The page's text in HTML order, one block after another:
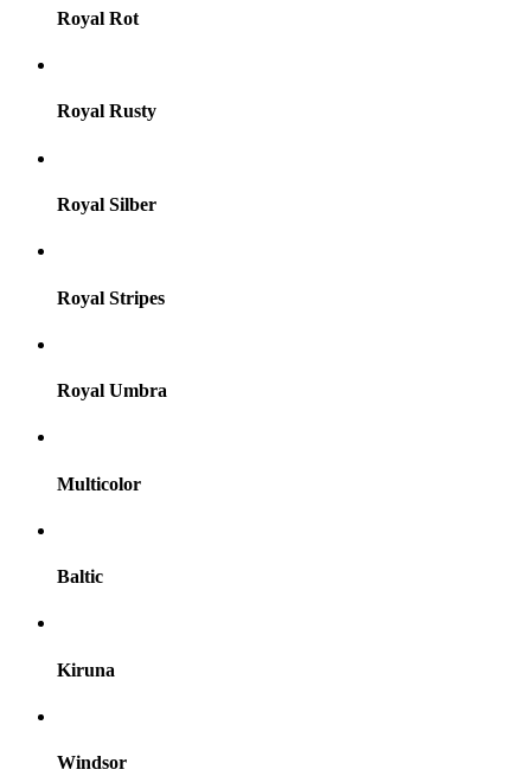
Royal Rot
Royal Rusty
Royal Silber
Royal Stripes
Royal Umbra
Multicolor
Baltic
Kiruna
Windsor